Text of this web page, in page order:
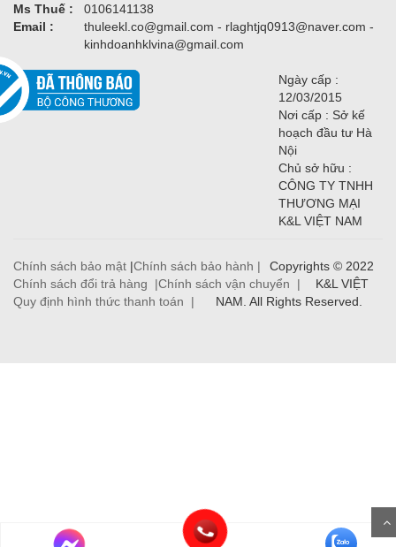
Ms Thuế :
0106141138
Email :
thuleekl.co@gmail.com - rlaghtjq0913@naver.com -
kinhdoanhklvina@gmail.com
Ngày cấp :
12/03/2015
Nơi cấp : Sở kế
hoạch đầu tư Hà
Nội
Chủ sở hữu :
CÔNG TY TNHH
THƯƠNG MẠI
K&L VIỆT NAM
Chính sách bảo mật |Chính sách bảo hành |
Chính sách đổi trả hàng |Chính sách vận chuyển |
Quy định hình thức thanh toán |
Copyrights © 2022
K&L VIỆT
NAM. All Rights Reserved.